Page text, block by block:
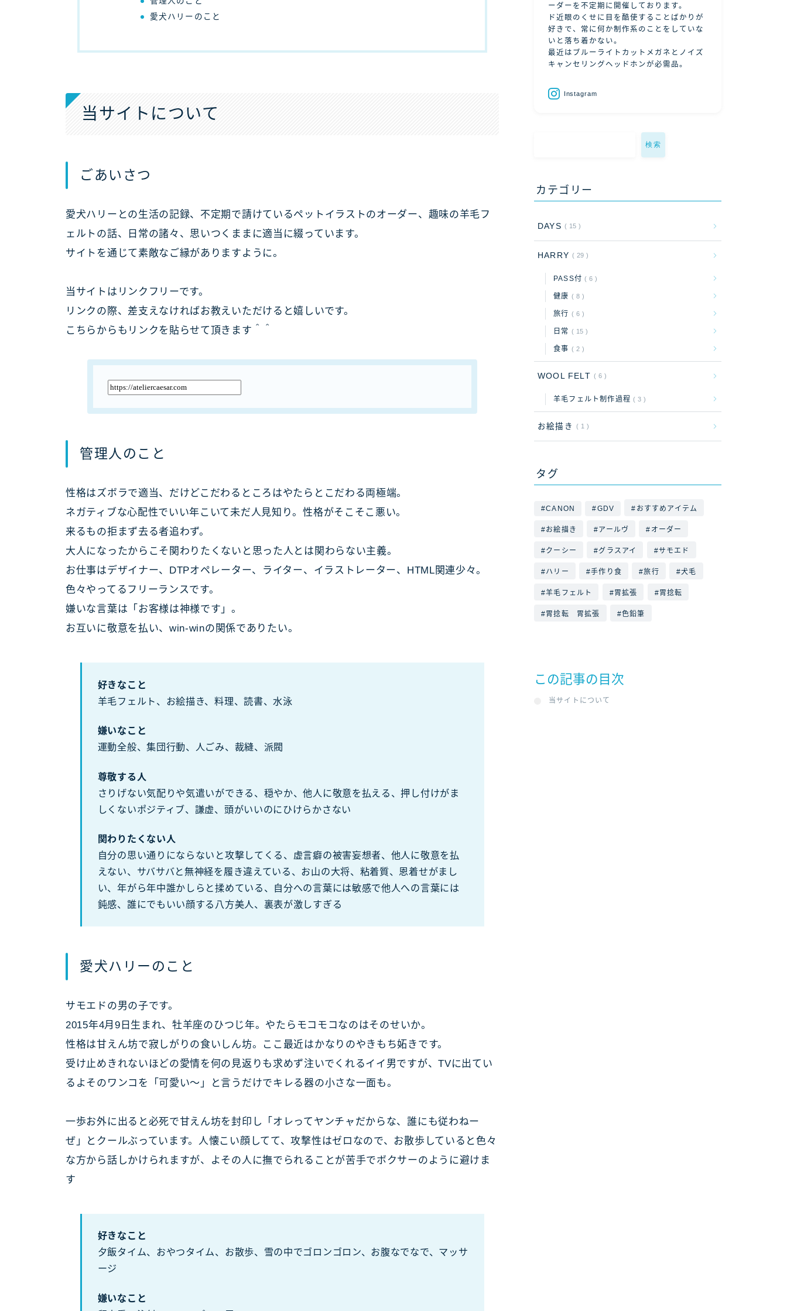
愛犬ハリーのこと
当サイトについて
ごあいさつ
愛犬ハリーとの生活の記録、不定期で請けているペットイラストのオーダー、趣味の羊毛フ
ェルトの話、日常の諸々、思いつくままに適当に綴っています。
サイトを通じて素敵なご縁がありますように。
当サイトはリンクフリーです。
リンクの際、差支えなければお教えいただけると嬉しいです。
こちらからもリンクを貼らせて頂きます＾＾
管理人のこと
性格はズボラで適当、だけどこだわるところはやたらとこだわる両極端。
ネガティブな心配性でいい年こいて未だ人見知り。性格がそこそこ悪い。
来るもの拒まず去る者追わず。
大人になったからこそ関わりたくないと思った人とは関わらない主義。
お仕事はデザイナー、DTPオペレーター、ライター、イラストレーター、HTML関連少々。
色々やってるフリーランスです。
嫌いな言葉は「お客様は神様です」。
お互いに敬意を払い、win-winの関係でありたい。
好きなこと
羊毛フェルト、お絵描き、料理、読書、水泳
嫌いなこと
運動全般、集団行動、人ごみ、裁縫、派閥
尊敬する人
さりげない気配りや気遣いができる、穏やか、他人に敬意を払える、押し付けがま
しくないポジティブ、謙虚、頭がいいのにひけらかさない
関わりたくない人
自分の思い通りにならないと攻撃してくる、虚言癖の被害妄想者、他人に敬意を払
えない、サバサバと無神経を履き違えている、お山の大将、粘着質、恩着せがまし
い、年がら年中誰かしらと揉めている、自分への言葉には敏感で他人への言葉には
鈍感、誰にでもいい顔する八方美人、裏表が激しすぎる
愛犬ハリーのこと
サモエドの男の子です。
2015年4月9日生まれ、牡羊座のひつじ年。やたらモコモコなのはそのせいか。
性格は甘えん坊で寂しがりの食いしん坊。ここ最近はかなりのやきもち妬きです。
受け止めきれないほどの愛情を何の見返りも求めず注いでくれるイイ男ですが、TVに出てい
るよそのワンコを「可愛い～」と言うだけでキレる器の小さな一面も。
一歩お外に出ると必死で甘えん坊を封印し「オレってヤンチャだからな、誰にも従わねー
ぜ」とクールぶっています。人懐こい顔してて、攻撃性はゼロなので、お散歩していると色々
な方から話しかけられますが、よその人に撫でられることが苦手でボクサーのように避けま
す
好きなこと
夕飯タイム、おやつタイム、お散歩、雪の中でゴロンゴロン、お腹なでなで、マッサ
ージ
嫌いなこと
ーダーを不定期に開催しております。
ド近眼のくせに目を酷使することばかりが
好きで、常に何か制作系のことをしていな
いと落ち着かない。
最近はブルーライトカットメガネとノイズ
キャンセリングヘッドホンが必需品。
Instagram
検索
カテゴリー
DAYS 15
HARRY 29
PASS付 6
健康 8
旅行 6
日常 15
食事 2
WOOL FELT 6
羊毛フェルト制作過程 3
お絵描き 1
タグ
CANON GDV おすすめアイテム
お絵描き アールヴ オーダー
クーシー グラスアイ サモエド
ハリー 手作り食 旅行 犬毛
羊毛フェルト 胃拡張 胃捻転
胃捻転 胃拡張 色鉛筆
この記事の目次
当サイトについて